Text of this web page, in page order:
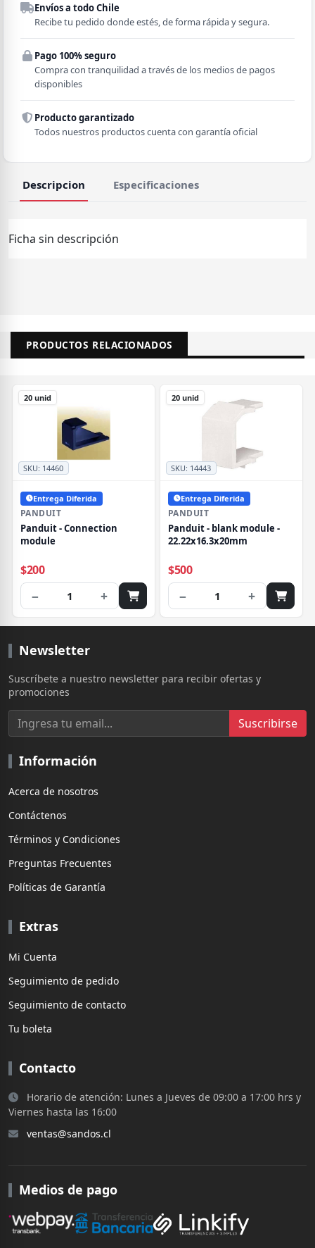
Región
Comuna
Envíos a todo Chile
Recibe tu pedido donde estés, de forma rápida y segura.
Pago 100% seguro
Compra con tranquilidad a través de los medios de pagos
disponibles
Producto garantizado
Todos nuestros productos cuenta con garantía oficial
Descripcion Especificaciones
Ficha sin descripción
PRODUCTOS RELACIONADOS
SKU: 14460
20 unid
Entrega Diferida
PANDUIT
Panduit - Connection
module
$200
− 1 +
SKU: 14443
20 unid
Entrega Diferida
PANDUIT
Panduit - blank module -
22.22x16.3x20mm
$500
− 1 +
Newsletter
Suscríbete a nuestro newsletter para recibir ofertas y
promociones
Suscribirse
Información
Acerca de nosotros
Contáctenos
Términos y Condiciones
Preguntas Frecuentes
Políticas de Garantía
Extras
Mi Cuenta
Seguimiento de pedido
Seguimiento de contacto
Tu boleta
Contacto
Horario de atención: Lunes a Jueves de 09:00 a 17:00 hrs y
Viernes hasta las 16:00
ventas@sandos.cl
Medios de pago